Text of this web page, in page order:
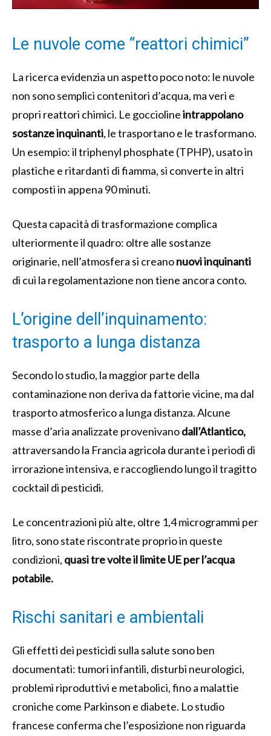
Le nuvole come “reattori chimici”
La ricerca evidenzia un aspetto poco noto: le nuvole
non sono semplici contenitori d’acqua, ma veri e
propri reattori chimici. Le gocciolineintrappolano
sostanze inquinanti, le trasportano e le trasformano.
Un esempio: il triphenyl phosphate (TPHP), usato in
plastiche e ritardanti di fiamma, si converte in altri
composti in appena 90 minuti.
Questa capacità di trasformazione complica
ulteriormente il quadro: oltre alle sostanze
originarie, nell’atmosfera si creanonuovi inquinanti
di cui la regolamentazione non tiene ancora conto.
L’origine dell’inquinamento:
trasporto a lunga distanza
Secondo lo studio, la maggior parte della
contaminazione non deriva da fattorie vicine, ma dal
trasporto atmosferico a lunga distanza. Alcune
masse d’aria analizzate provenivanodall’Atlantico,
attraversando la Francia agricola durante i periodi di
irrorazione intensiva, e raccogliendo lungo il tragitto
cocktail di pesticidi.
Le concentrazioni più alte, oltre 1,4 microgrammi per
litro, sono state riscontrate proprio in queste
condizioni, quasi tre volte il limite UE per l’acqua
potabile.
Rischi sanitari e ambientali
Gli effetti dei pesticidi sulla salute sono ben
documentati: tumori infantili, disturbi neurologici,
problemi riproduttivi e metabolici, fino a malattie
croniche come Parkinson e diabete. Lo studio
francese conferma che l’esposizione non riguarda